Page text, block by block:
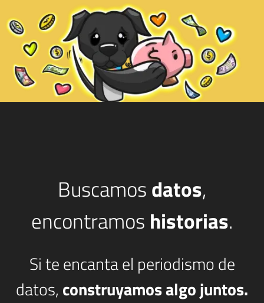
Buscamosdatos,
encontramos historias.
Si te encanta el periodismo de
datos, construyamos algo juntos.